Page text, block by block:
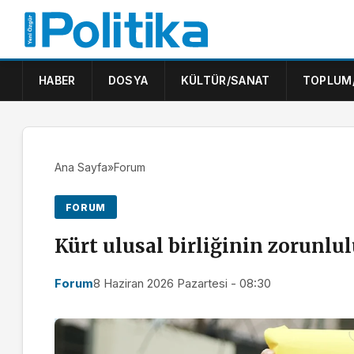
HABER DOSYA KÜLTÜR/SANAT
Ana Sayfa»Forum
FORUM
Kürt ulusal birliğinin
Forum8 Haziran 2026 Pazartesi - 08:30